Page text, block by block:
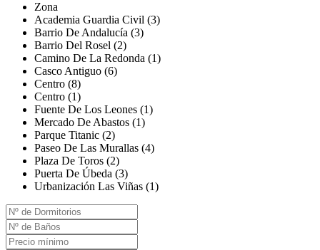
Zona
Academia Guardia Civil (3)
Barrio De Andalucía (3)
Barrio Del Rosel (2)
Camino De La Redonda (1)
Casco Antiguo (6)
Centro (8)
Centro (1)
Fuente De Los Leones (1)
Mercado De Abastos (1)
Parque Titanic (2)
Paseo De Las Murallas (4)
Plaza De Toros (2)
Puerta De Úbeda (3)
Urbanización Las Viñas (1)